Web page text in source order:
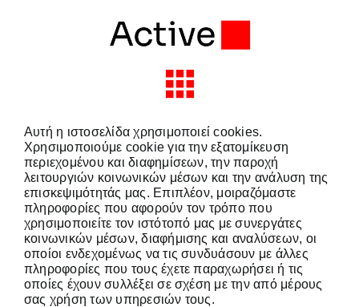
Toggle
Navigation
Solutions & Services
Industries
Partners
About Active
Αυτή η ιστοσελίδα χρησιμοποιεί cookies.
Χρησιμοποιούμε cookie για την εξατομίκευση
περιεχομένου και διαφημίσεων, την παροχή
λειτουργιών κοινωνικών μέσων και την ανάλυση της
επισκεψιμότητάς μας. Επιπλέον, μοιραζόμαστε
πληροφορίες που αφορούν τον τρόπο που
χρησιμοποιείτε τον ιστότοπό μας με συνεργάτες
κοινωνικών μέσων, διαφήμισης και αναλύσεων, οι
οποίοι ενδεχομένως να τις συνδυάσουν με άλλες
πληροφορίες που τους έχετε παραχωρήσει ή τις
οποίες έχουν συλλέξει σε σχέση με την από μέρους
σας χρήση των υπηρεσιών τους.